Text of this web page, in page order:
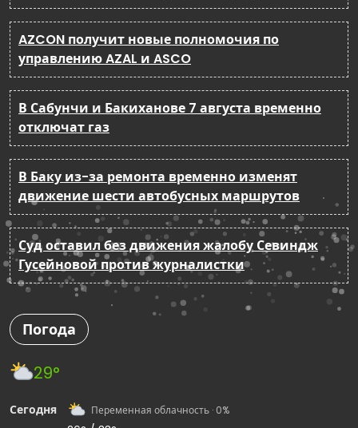
AZCON получит новые полномочия по
управлению AZAL и ASCO
В Сабунчи и Бакиханове 7 августа временно
отключат газ
В Баку из-за ремонта временно изменят
движение шести автобусных маршрутов
Суд оставил без движения жалобу Севиндж
Гусейновой против журналистки
Погода
29°
Сегодня Переменная облачность · 0%